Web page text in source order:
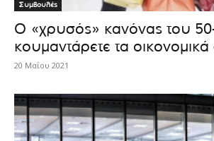
Συμβουλές
Ο «χρυσός» κανόνας του
κουμαντάρετε τα
20 Μαΐου 2021